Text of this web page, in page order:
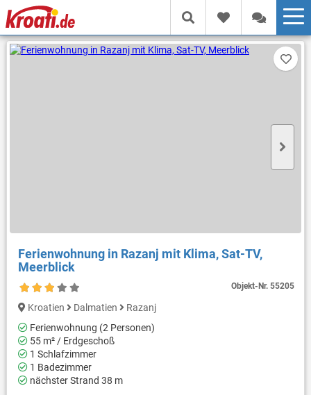
Ferienwohnung in Razanj mit Klima, Sat-TV,
Meerblick
Objekt-Nr.55205
Kroatien Dalmatien
Razanj
Ferienwohnung (2 Personen)
55 m² / Erdgeschoß
1 Schlafzimmer
1 Badezimmer
nächster Strand 38 m